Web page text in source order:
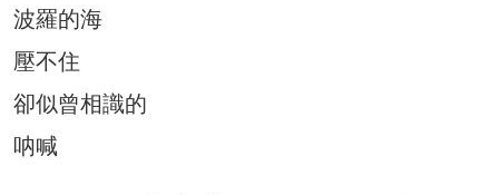
波羅的海
壓不住
卻似曾相識的
呐喊